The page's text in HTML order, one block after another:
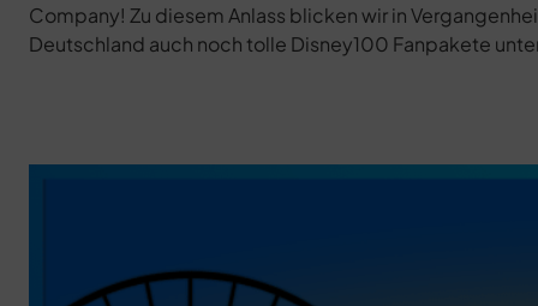
Company! Zu diesem Anlass blicken wir in
Deutschland auch noch tolle Disney100 Fanpakete